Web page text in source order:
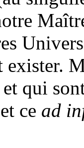
exister.
qui
ce ad